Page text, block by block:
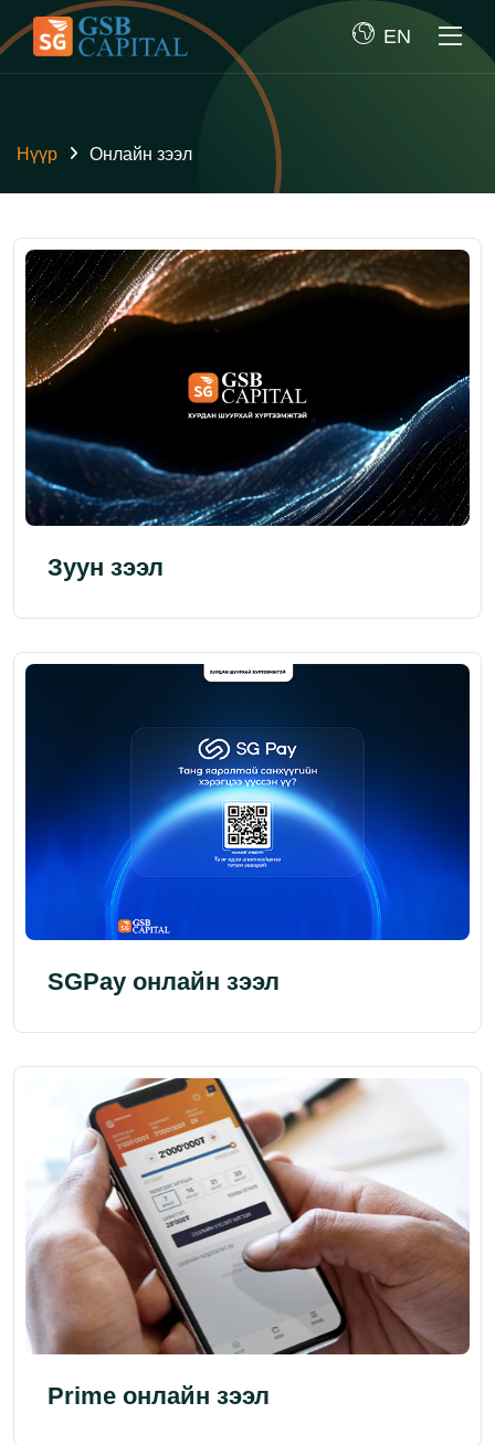
EN
Нүүр Онлайн зээл
Зуун зээл
SGPay онлайн зээл
Prime онлайн зээл